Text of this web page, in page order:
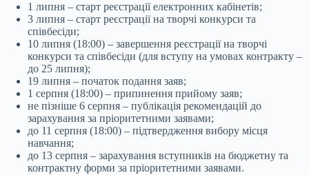
1 липня – старт реєстрації електронних кабінетів;
3 липня – старт реєстрації на творчі конкурси та
співбесіди;
10 липня (18:00) – завершення реєстрації на творчі
конкурси та співбесіди (для вступу на умовах контракту –
до 25 липня);
19 липня – початок подання заяв;
1 серпня (18:00) – припинення прийому заяв;
не пізніше 6 серпня – публікація рекомендацій до
зарахування за пріоритетними заявами;
до 11 серпня (18:00) – підтвердження вибору місця
навчання;
до 13 серпня – зарахування вступників на бюджетну та
контрактну форми за пріоритетними заявами.